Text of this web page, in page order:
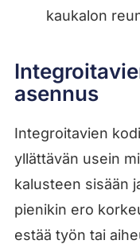
kaukalon
asennus
Integroitavien
yllättävän usein
kalusteen sisään
pienikin ero
estää työn tai